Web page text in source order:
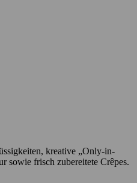
kreative „Only-in-
sowie frisch zubereitete Crêpes.